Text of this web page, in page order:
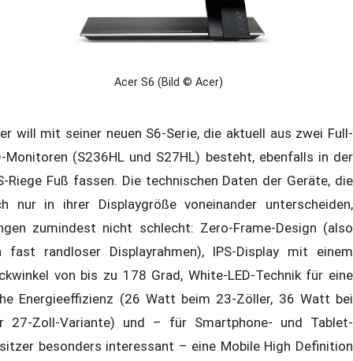
Acer S6 (Bild © Acer)
will mit seiner neuen S6-Serie, die aktuell aus zwei Full-
Monitoren (S236HL und S27HL) besteht, ebenfalls in der
Riege Fuß fassen. Die technischen Daten der Geräte, die
nur in ihrer Displaygröße voneinander unterscheiden,
zumindest nicht schlecht: Zero-Frame-Design (also
fast randloser Displayrahmen), IPS-Display mit einem
von bis zu 178 Grad, White-LED-Technik für eine
Energieeffizienz (26 Watt beim 23-Zöller, 36 Watt bei
27-Zoll-Variante) und – für Smartphone- und Tablet-
besonders interessant – eine Mobile High Definition